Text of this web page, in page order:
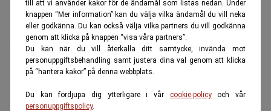
till att vi använder kakor för de ändamål som listas nedan. Under
knappen “Mer information” kan du välja vilka ändamål du vill neka
eller godkänna. Du kan också välja vilka partners du vill godkänna
genom att klicka på knappen “visa våra partners”.
Du kan när du vill återkalla ditt samtycke, invända mot
personuppgiftsbehandling samt justera dina val genom att klicka
på “hantera kakor” på denna webbplats.
Du kan fördjupa dig ytterligare i vår cookie-policyoch vår
personuppgiftspolicy.
den oro som följer när små underskott blir större.
Det betyder inte att alla lån är fel. För vissa kan lån
vara nödvändiga för att renovera,
energieffektivisera eller anpassa bostaden. Men i
lånekostnad som kändes hanterbar med lön kan bli